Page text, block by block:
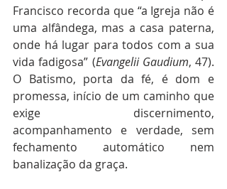
Francisco recorda que “a Igreja não é
uma alfândega, mas a casa paterna,
onde há lugar para todos com a sua
vida fadigosa” (Evangelii Gaudium, 47).
O Batismo, porta da fé, é dom e
promessa, início de um caminho que
exige discernimento,
acompanhamento e verdade, sem
fechamento automático nem
banalização da graça.